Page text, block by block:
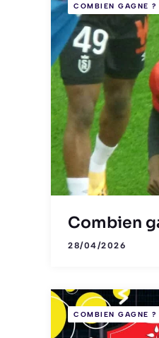
COMBIEN GAGNE ?
Combien
28/04/2026
COMBIEN GAGNE ?